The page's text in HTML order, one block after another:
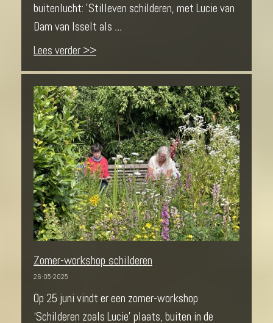
buitenlucht: 'Stilleven schilderen, met Lucie van
Dam van Isselt als ...
Lees verder >>
Zomer-workshop schilderen
26-05-2025
Op 25 juni vindt er een zomer-workshop
‘Schilderen zoals Lucie’ plaats, buiten in de